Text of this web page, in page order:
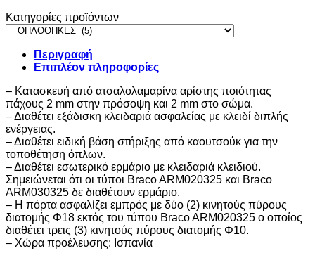
Κατηγορίες προϊόντων
Περιγραφή
Επιπλέον πληροφορίες
– Κατασκευή από ατσαλολαμαρίνα αρίστης ποιότητας
πάχους 2 mm στην πρόσοψη και 2 mm στο σώμα.
– Διαθέτει εξάδισκη κλειδαριά ασφαλείας με κλειδί διπλής
ενέργειας.
– Διαθέτει ειδική βάση στήριξης από καουτσούκ για την
τοποθέτηση όπλων.
– Διαθέτει εσωτερικό ερμάριο με κλειδαριά κλειδιού.
Σημειώνεται ότι οι τύποι Braco ARM020325 και Braco
ARM030325 δε διαθέτουν ερμάριο.
– Η πόρτα ασφαλίζει εμπρός με δύο (2) κινητούς πύρους
διατομής Φ18 εκτός του τύπου Braco ARM020325 ο οποίος
διαθέτει τρεις (3) κινητούς πύρους διατομής Φ10.
– Xώρα προέλευσης: Ισπανία